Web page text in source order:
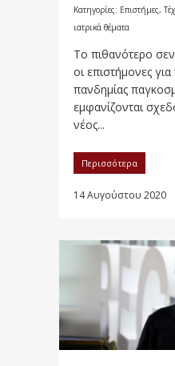
Κατηγορίες: Επιστήμες,
ιατρικά θέματα
Το πιθανότερο
οι επιστήμονες για
πανδημίας
εμφανίζονται
νέος...
Περισσότερα
14 Αυγούστου 2020